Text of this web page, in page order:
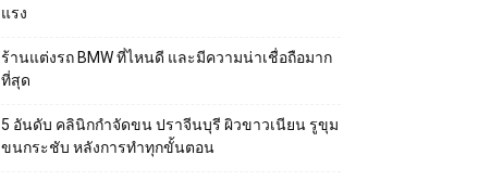
แรง
ร้านแต่งรถ BMW ที่ไหนดี และมีความน่าเชื่อถือมาก
ที่สุด
5 อันดับ คลินิกกำจัดขน ปราจีนบุรี ผิวขาวเนียน รูขุม
ขนกระชับ หลังการทำทุกขั้นตอน